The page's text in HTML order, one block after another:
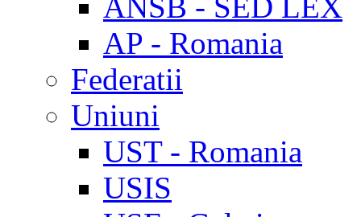
AP - Romania
Federatii
Uniuni
UST - Romania
USIS